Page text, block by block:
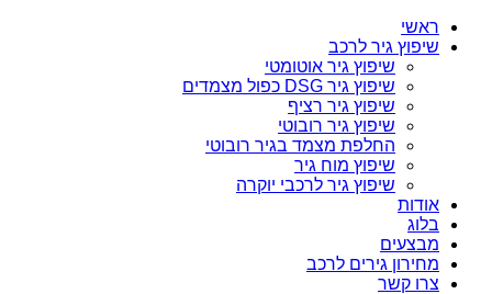
ראשי
שיפוץ גיר לרכב
שיפוץ גיר אוטומטי
שיפוץ גיר DSG כפול מצמדים
שיפוץ גיר רציף
שיפוץ גיר רובוטי
החלפת מצמד בגיר רובוטי
שיפוץ מוח גיר
שיפוץ גיר לרכבי יוקרה
אודות
בלוג
מבצעים
מחירון גירים לרכב
צרו קשר